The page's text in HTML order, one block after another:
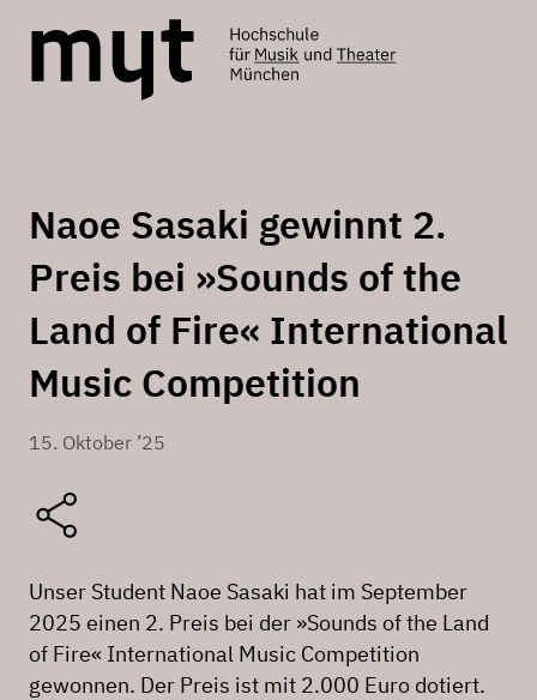
Naoe Sasaki gewinnt 2.
Preis bei »Sounds of the
Land of Fire« International
Music Competition
15. Oktober ’25
Unser Student Naoe Sasaki hat im September
2025 einen 2. Preis bei der »Sounds of the Land
of Fire« International Music Competition
gewonnen. Der Preis ist mit 2.000 Euro dotiert.